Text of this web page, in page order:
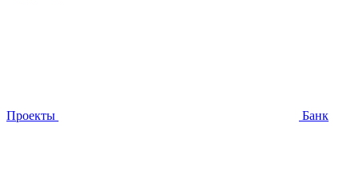
Проекты Банк